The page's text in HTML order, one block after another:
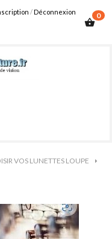
shopping_basket
0
/Déconnexion
VOS LUNETTES LOUPE
>